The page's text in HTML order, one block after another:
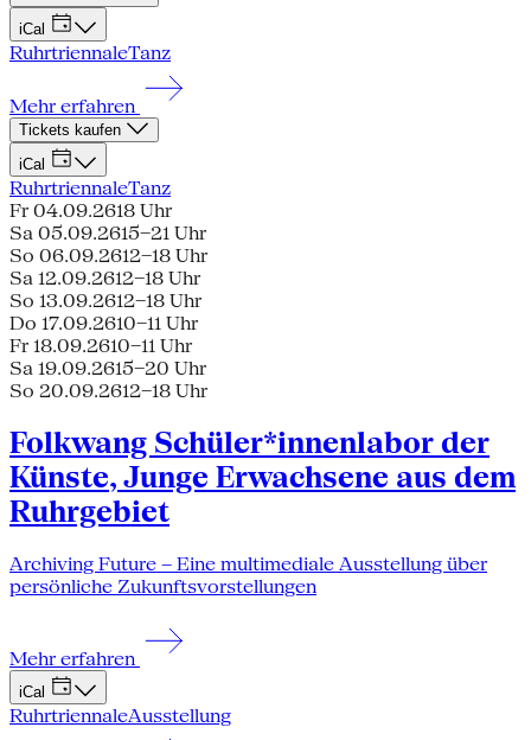
iCal
RuhrtriennaleTanz
Mehr erfahren
Tickets kaufen
iCal
RuhrtriennaleTanz
Fr 04.09.2618 Uhr
Sa 05.09.2615–21 Uhr
So 06.09.2612–18 Uhr
Sa 12.09.2612–18 Uhr
So 13.09.2612–18 Uhr
Do 17.09.2610–11 Uhr
Fr 18.09.2610–11 Uhr
Sa 19.09.2615–20 Uhr
So 20.09.2612–18 Uhr
Folkwang Schüler*innenlabor der
Künste, Junge Erwachsene aus dem
Ruhrgebiet
Archiving Future – Eine multimediale Ausstellung über
persönliche Zukunftsvorstellungen
Mehr erfahren
iCal
RuhrtriennaleAusstellung